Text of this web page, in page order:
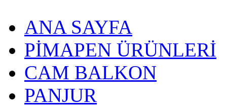
ANA SAYFA
PİMAPEN ÜRÜNLERİ
CAM BALKON
PANJUR